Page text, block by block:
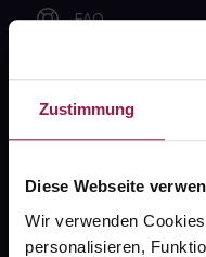
Zustimmung
Diese Webseite
Wir verwenden
personalisieren,
FAQ
Widerrufsformular
gesund.de
Über uns